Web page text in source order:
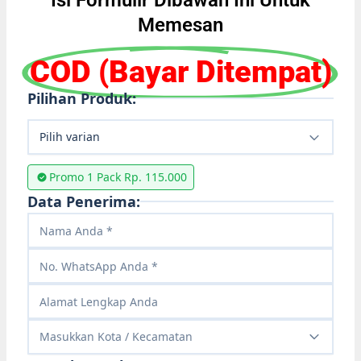
Memesan
COD (Bayar Ditempat)
Pilihan Produk:
Pilih varian
Promo 1 Pack Rp. 115.000
Data Penerima:
Masukkan Kota / Kecamatan